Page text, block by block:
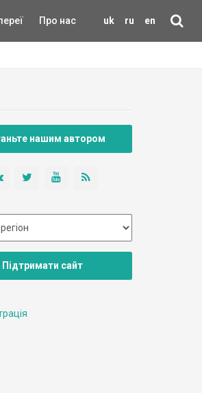
uk ru en
Про нас
нашим автором
Підтримати сайт